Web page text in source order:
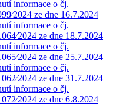
informace o čj.
ze dne 16.7.2024
informace o čj.
ze dne 18.7.2024
informace o čj.
ze dne 25.7.2024
informace o čj.
ze dne 31.7.2024
informace o čj.
ze dne 6.8.2024